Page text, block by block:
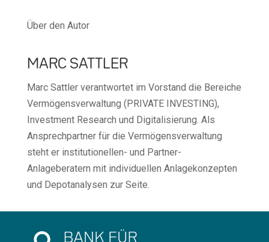
Über den Autor
MARC SATTLER
Marc Sattler verantwortet im Vorstand die Bereiche
Vermögensverwaltung (PRIVATE INVESTING),
Investment Research und Digitalisierung. Als
Ansprechpartner für die Vermögensverwaltung
steht er institutionellen- und Partner-
Anlageberatern mit individuellen Anlagekonzepten
und Depotanalysen zur Seite.